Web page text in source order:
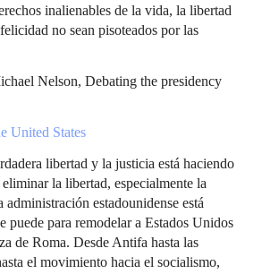
inalienables de la vida, la libertad
no sean pisoteados por las
Nelson, Debating the presidency
United States
libertad y la justicia está haciendo
la libertad, especialmente la
estadounidense está
puede para remodelar a Estados Unidos
de Roma. Desde Antifa hasta las
el movimiento hacia el socialismo,